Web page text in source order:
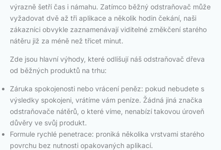
výrazně šetří čas i námahu. Zatímco běžný odstraňovač může
vyžadovat dvě až tři aplikace a několik hodin čekání, naši
zákazníci obvykle zaznamenávají viditelné změkčení starého
nátěru již za méně než třicet minut.
Zde jsou hlavní výhody, které odlišují náš odstraňovač dřeva
od běžných produktů na trhu:
Záruka spokojenosti nebo vrácení peněz: pokud nebudete s
výsledky spokojeni, vrátíme vám peníze. Žádná jiná značka
odstraňovače nátěrů, o které víme, nenabízí takovou úroveň
důvěry ve svůj produkt.
Formule rychlé penetrace: proniká několika vrstvami starého
povrchu bez nutnosti opakovaných aplikací.